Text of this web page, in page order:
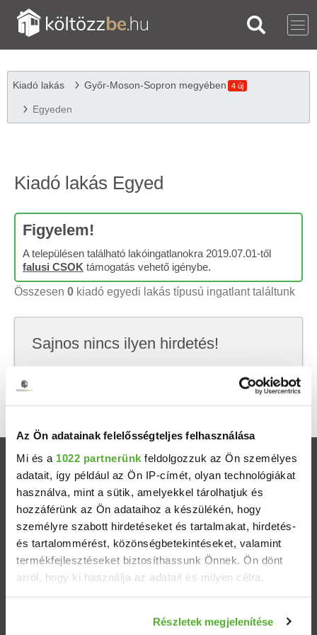
Az Ön adatainak felelősségteljes felhasználása
Mi és a 1022 partnerünk feldolgozzuk az Ön személyes
adatait, így például az Ön IP-címét, olyan technológiákat
használva, mint a sütik, amelyekkel tárolhatjuk és
hozzáférünk az Ön adataihoz a készülékén, hogy
személyre szabott hirdetéseket és tartalmakat, hirdetés-
és tartalommérést, közönségbetekintéseket, valamint
termékfejlesztéseket biztosíthassunk Önnek. Ön dönt
arról, hogy ki használja az adatait és milyen célra.
Információgyűjtés az Ön földrajzi elhelyezkedéséről
Részletek megjelenítése
Kiadó lakás Győr-Moson-Sopron megyében 4 új
Egyeden
Kiadó lakás Egyed
Figyelem!
A településen található lakóingatlanokra 2019.07.01-től
falusi CSOK támogatás vehető igénybe.
Összesen 0 kiadó egyedi lakás típusú ingatlant találtunk
Sajnos nincs ilyen hirdetés!
Próbálj meg kevesebb szempont szerint
keresni, hátha akkor megtalálod, amit keresel.
Ingatlanok
Eladó házak
Eladó lakások
Települések